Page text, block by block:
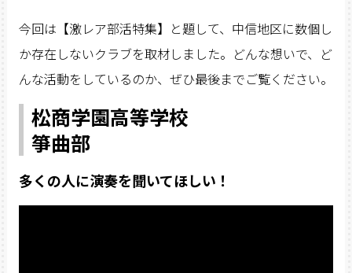
今回は【激レア部活特集】と題して、中信地区に数個し
か存在しないクラブを取材しました。どんな想いで、ど
んな活動をしているのか、ぜひ最後までご覧ください。
松商学園高等学校
箏曲部
多くの人に演奏を聞いてほしい！